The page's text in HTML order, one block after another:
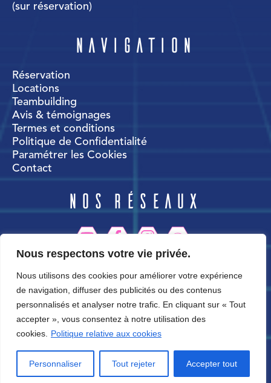
Nous respectons votre vie privée.
Nous utilisons des cookies pour améliorer votre expérience
de navigation, diffuser des publicités ou des contenus
personnalisés et analyser notre trafic. En cliquant sur « Tout
accepter », vous consentez à notre utilisation des
cookies.
Politique relative aux cookies
Personnaliser Tout rejeter Accepter tout
(sur réservation)
Navigation
Réservation
Locations
Teambuilding
Avis & témoignages
Termes et conditions
Politique de Confidentialité
Paramétrer les Cookies
Contact
Nos réseaux
CortexWorld